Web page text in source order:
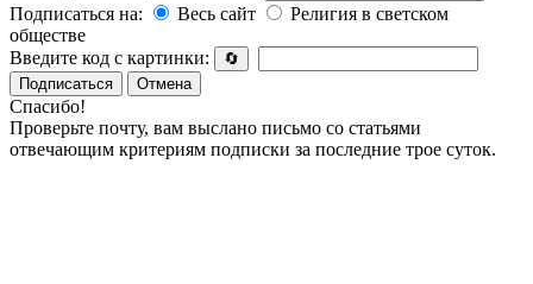
Подписаться на:
Весь сайт
Религия в светском
обществе
Введите код с картинки:
🔄
Подписаться
Отмена
Спасибо!
Проверьте почту, вам выслано письмо со статьями
отвечающим критериям подписки за последние трое суток.